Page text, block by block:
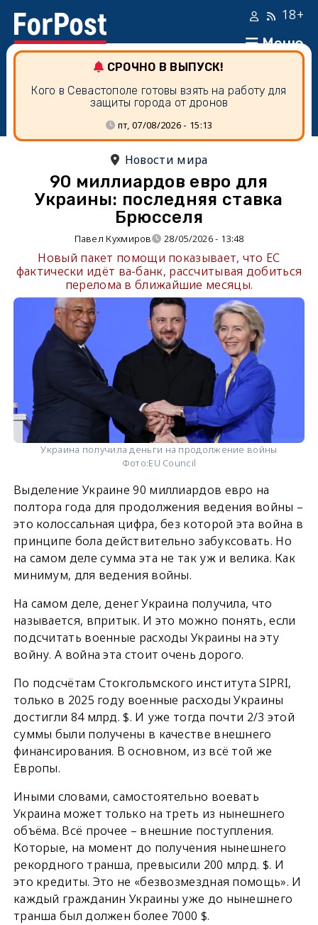
Меню
18+
СРОЧНО В ВЫПУСК!
Кого в Севастополе готовы взять на работу для
защиты города от дронов
пт, 07/08/2026 - 15:13
Новости мира
90 миллиардов евро для
Украины: последняя ставка
Брюсселя
Павел Кухмиров 28/05/2026 - 13:48
Новый пакет помощи показывает, что ЕС
фактически идёт ва-банк, рассчитывая добиться
перелома в ближайшие месяцы.
Украина получила деньги на продолжение войны
Фото:EU Council
Выделение Украине 90 миллиардов евро на
полтора года для продолжения ведения войны –
это колоссальная цифра, без которой эта война в
принципе бола действительно забуксовать. Но
на самом деле сумма эта не так уж и велика. Как
минимум, для ведения войны.
На самом деле, денег Украина получила, что
называется, впритык. И это можно понять, если
подсчитать военные расходы Украины на эту
войну. А война эта стоит очень дорого.
По подсчётам Стокгольмского института SIPRI,
только в 2025 году военные расходы Украины
достигли 84 млрд. $. И уже тогда почти 2/3 этой
суммы были получены в качестве внешнего
финансирования. В основном, из всё той же
Европы.
Иными словами, самостоятельно воевать
Украина может только на треть из нынешнего
объёма. Всё прочее – внешние поступления.
Которые, на момент до получения нынешнего
рекордного транша, превысили 200 млрд. $. И
это кредиты. Это не «безвозмездная помощь». И
каждый гражданин Украины уже до нынешнего
транша был должен более 7000 $.